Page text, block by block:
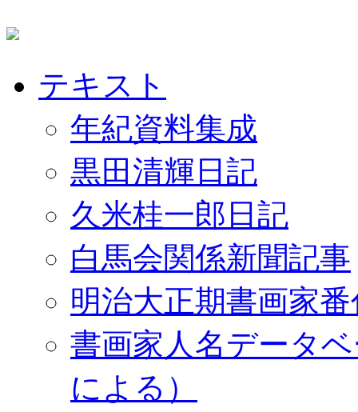
テキスト
年紀資料集成
黒田清輝日記
久米桂一郎日記
白馬会関係新聞記事
明治大正期書画家
書画家人名データ
による）